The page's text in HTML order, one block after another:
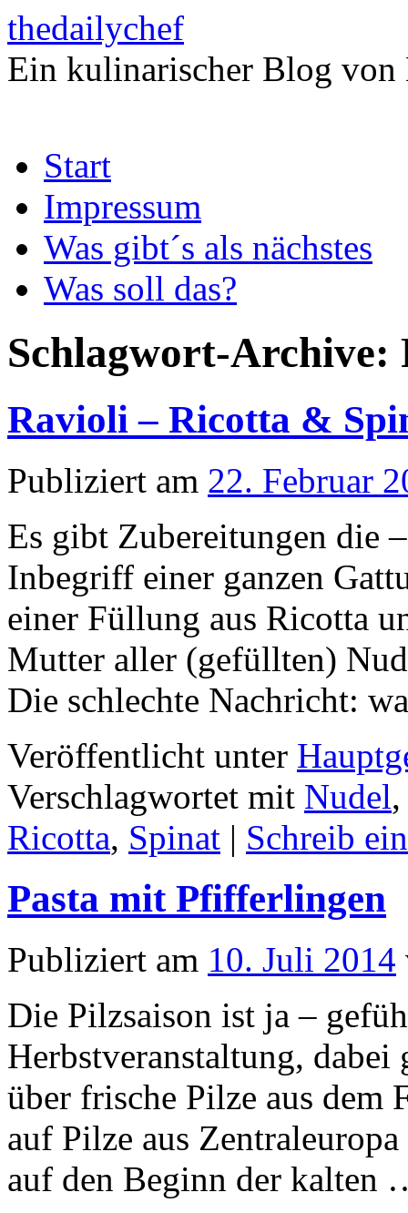
thedailychef
Ein kulinarischer Blog von
Inhalt
springenStart
Impressum
Was gibt´s als nächstes
Was soll das?
Schlagwort-Archive:
Ravioli – Ricotta &
Publiziert am 22. Februar
Es gibt Zubereitungen die
Inbegriff einer ganzen
einer Füllung aus Ricotta
Mutter aller (gefüllten)
Die schlechte Nachricht:
Veröffentlicht unter
Verschlagwortet mit Nudel
Ricotta, Spinat | Schreib
Pasta mit Pfifferlingen
Publiziert am 10. Juli 2014
Die Pilzsaison ist ja –
Herbstveranstaltung, dabei
über frische Pilze aus dem
auf Pilze aus
auf den Beginn der